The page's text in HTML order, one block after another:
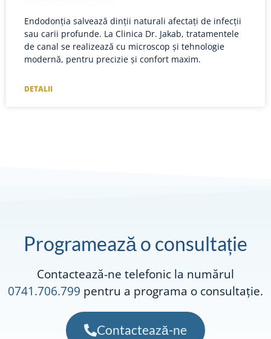
Endodonția salvează dinții naturali afectați de infecții
sau carii profunde. La Clinica Dr. Jakab, tratamentele
de canal se realizează cu microscop și tehnologie
modernă, pentru precizie și confort maxim.
DETALII
Programează o consultație
Contactează-ne telefonic la numărul
0741.706.799 pentru a programa o consultație.
Contactează-ne